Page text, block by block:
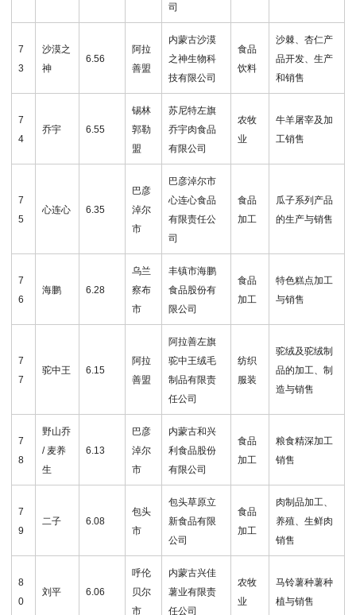
司
7
3
沙漠之
神
6.56
阿拉
善盟
内蒙古沙漠
之神生物科
技有限公司
食品
饮料
沙棘、杏仁产
品开发、生产
和销售
7
4
乔宇 6.55
锡林
郭勒
盟
苏尼特左旗
乔宇肉食品
有限公司
农牧
业
牛羊屠宰及加
工销售
7
5
心连心 6.35
巴彦
淖尔
市
巴彦淖尔市
心连心食品
有限责任公
司
食品
加工
瓜子系列产品
的生产与销售
7
6
海鹏 6.28
乌兰
察布
市
丰镇市海鹏
食品股份有
限公司
食品
加工
特色糕点加工
与销售
7
7
驼中王 6.15
阿拉
善盟
阿拉善左旗
驼中王绒毛
制品有限责
任公司
纺织
服装
驼绒及驼绒制
品的加工、制
造与销售
7
8
野山乔
/ 麦养
生
6.13
巴彦
淖尔
市
内蒙古和兴
利食品股份
有限公司
食品
加工
粮食精深加工
销售
7
9
二子 6.08
包头
市
包头草原立
新食品有限
公司
食品
加工
肉制品加工、
养殖、生鲜肉
销售
8
0
刘平 6.06
呼伦
贝尔
市
内蒙古兴佳
薯业有限责
任公司
农牧
业
马铃薯种薯种
植与销售